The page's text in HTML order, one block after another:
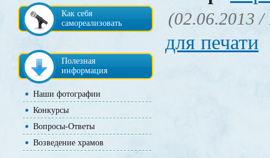
Как себя
самореализовать
Полезная
информация
Наши фотографии
Конкурсы
Вопросы-Ответы
Возведение храмов
(02.06.2013 /
для печати